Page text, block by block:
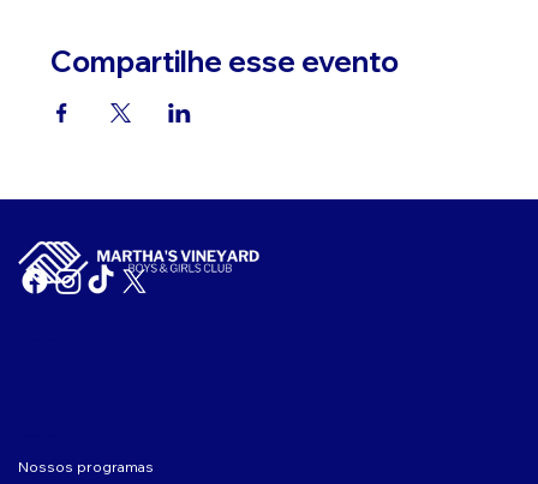
Compartilhe esse evento
Nossos programas